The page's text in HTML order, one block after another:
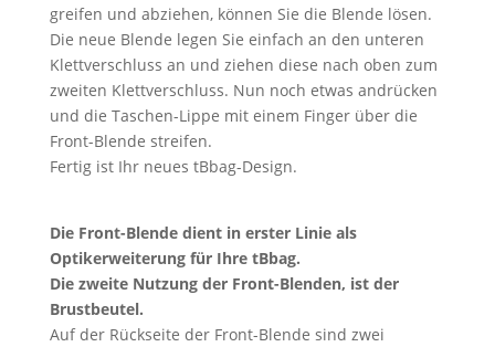
greifen und abziehen, können Sie die Blende lösen.
Die neue Blende legen Sie einfach an den unteren
Klettverschluss an und ziehen diese nach oben zum
zweiten Klettverschluss. Nun noch etwas andrücken
und die Taschen-Lippe mit einem Finger über die
Front-Blende streifen.
Fertig ist Ihr neues tBbag-Design.
Die Front-Blende dient in erster Linie als
Optikerweiterung für Ihre tBbag.
Die zweite Nutzung der Front-Blenden, ist der
Brustbeutel.
Auf der Rückseite der Front-Blende sind zwei